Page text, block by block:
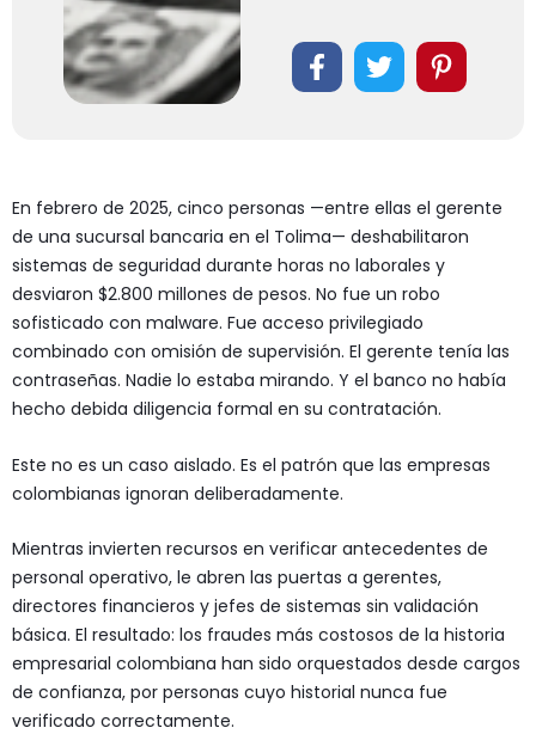
En febrero de 2025, cinco personas —entre ellas el gerente
de una sucursal bancaria en el Tolima— deshabilitaron
sistemas de seguridad durante horas no laborales y
desviaron $2.800 millones de pesos. No fue un robo
sofisticado con malware. Fue acceso privilegiado
combinado con omisión de supervisión. El gerente tenía las
contraseñas. Nadie lo estaba mirando. Y el banco no había
hecho debida diligencia formal en su contratación.
Este no es un caso aislado. Es el patrón que las empresas
colombianas ignoran deliberadamente.
Mientras invierten recursos en verificar antecedentes de
personal operativo, le abren las puertas a gerentes,
directores financieros y jefes de sistemas sin validación
básica. El resultado: los fraudes más costosos de la historia
empresarial colombiana han sido orquestados desde cargos
de confianza, por personas cuyo historial nunca fue
verificado correctamente.